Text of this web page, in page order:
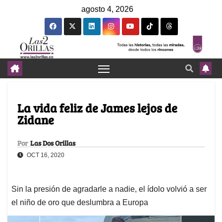
agosto 4, 2026
La vida feliz de James lejos de
Zidane
Por Las Dos Orillas
OCT 16, 2020
Sin la presión de agradarle a nadie, el ídolo volvió a ser
el niño de oro que deslumbra a Europa